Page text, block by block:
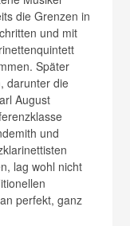
die Grenzen in
und mit
Später
darunter die
August
und
lag wohl nicht
perfekt, ganz